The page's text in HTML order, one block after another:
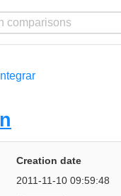
Integrar
Creation date
2011-11-10 09:59:48